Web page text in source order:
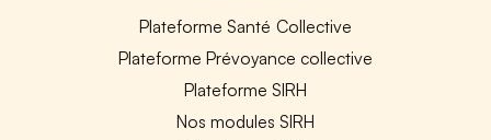
Plateforme Santé Collective
Plateforme Prévoyance collective
Plateforme SIRH
Nos modules SIRH